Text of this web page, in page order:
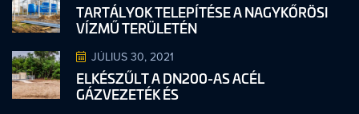
TARTÁLYOK TELEPÍTÉSE A NAGYKŐRÖSI
VÍZMŰ TERÜLETÉN
JÚLIUS 30, 2021
ELKÉSZŰLT A DN200-AS ACÉL
GÁZVEZETÉK ÉS